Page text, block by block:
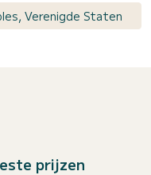
Verenigde Staten
prijzen